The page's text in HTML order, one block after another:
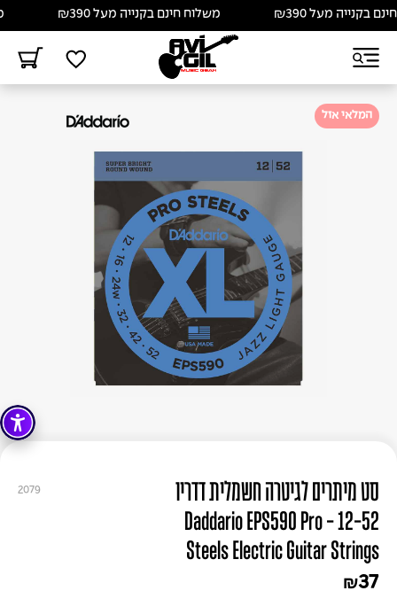
בקנייה מעל ₪390 משלוח חינם בקנייה מעל ₪390
המלאי אזל
2079
סט מיתרים לגיטרה חשמלית דדריו
12-52 - Daddario EPS590 Pro
Steels Electric Guitar Strings
₪37